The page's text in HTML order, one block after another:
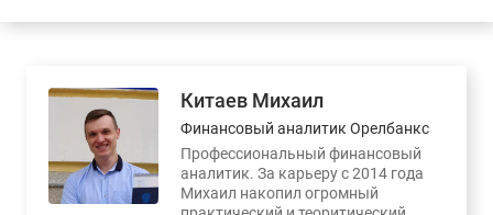
Китаев Михаил
Финансовый аналитик Орелбанкс
Профессиональный финансовый
аналитик. За карьеру с 2014 года
Михаил накопил огромный